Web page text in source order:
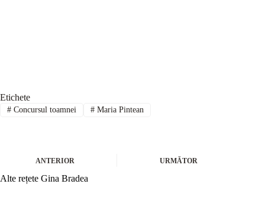
Etichete
#Concursul toamnei #Maria Pintean
ANTERIOR URMĂTOR
Alte rețete Gina Bradea